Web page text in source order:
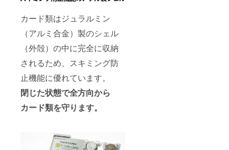
カード類はジュラルミン
（アルミ合金）製のシェル
（外殻）の中に完全に収納
されるため、スキミング防
止機能に優れています。
閉じた状態で全方向から
カード類を守ります。